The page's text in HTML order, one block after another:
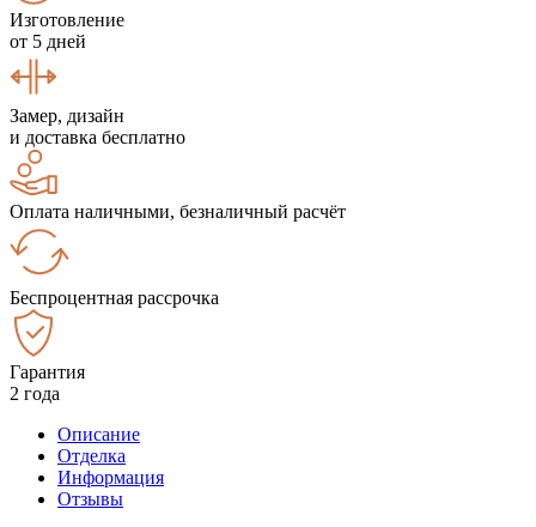
Изготовление
от 5 дней
Замер, дизайн
и доставка бесплатно
Оплата наличными, безналичный расчёт
Беспроцентная рассрочка
Гарантия
2 года
Описание
Отделка
Информация
Отзывы